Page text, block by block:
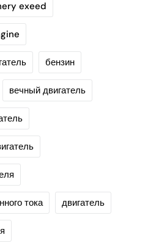
exeed
бензин
вечный двигатель
тока двигатель